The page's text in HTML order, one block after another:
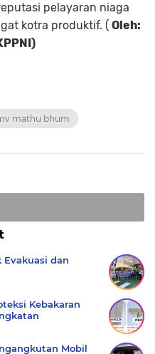
pelayaran niaga
kotra produktif. ( Oleh:
mathu bhum
dan
Kebakaran
Mobil